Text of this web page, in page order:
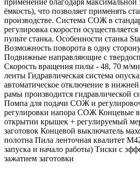
применение благодаря максимальной
ёмкость), что позволяет применять
производстве. Система СОЖ в
регулировка скорости
пульте станка. Особенности станка
Возможность поворота в одну
Подвижные направляющие с
Скорость вращения пилы - 48, 70 м/
ленты Гидравлическая система
автоматическое отключение в
рамы производится гидравлической
Помпа для подачи СОЖ и
регулировки напора СОЖ Концевые
открытии крышек + регулируемый
заготовок Концевой выключатель
полотна Пила ленточная квалитет
запуска и начало работы) Тиски с
зажатием заготовки